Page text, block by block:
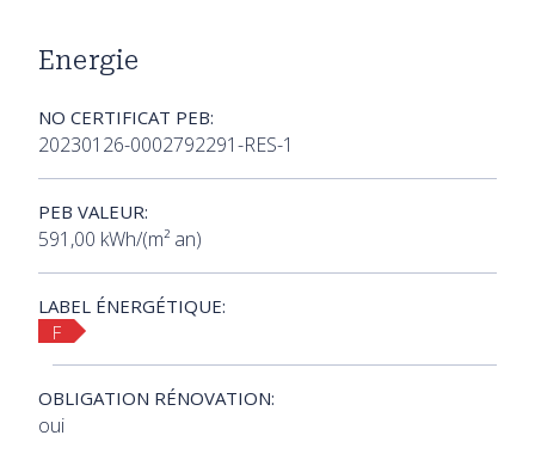
Energie
NO CERTIFICAT PEB:
20230126-0002792291-RES-1
PEB VALEUR:
591,00 kWh/(m² an)
LABEL ÉNERGÉTIQUE:
F
OBLIGATION RÉNOVATION:
oui